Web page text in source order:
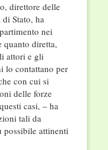
direttore delle
Stato, ha
nei
quanto diretta,
attori e gli
lo contattano per
con cui si
delle forze
casi, – ha
tali da
possibile attinenti